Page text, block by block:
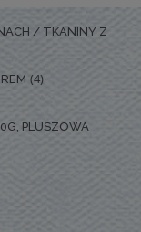
/ TKANINY Z
(4)
PLUSZOWA